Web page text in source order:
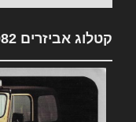
קטלוג אביזרים 1982 Jeep